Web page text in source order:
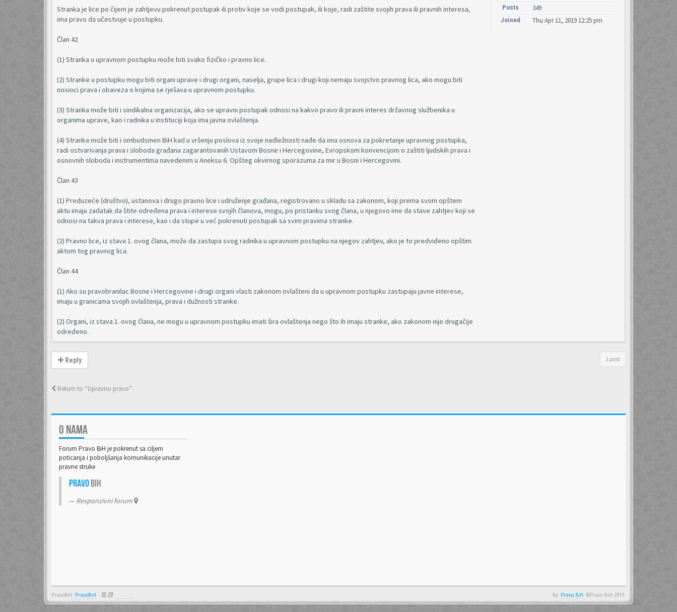
Stranka je lice po čijem je zahtjevu pokrenut postupak ili protiv koje se vodi postupak, ili koje, radi zaštite svojih prava ili pravnih interesa,
ima pravo da učestvuje u postupku.
Član 42
(1) Stranka u upravnom postupku može biti svako fizičko i pravno lice.
(2) Stranke u postupku mogu biti organi uprave i drugi organi, naselja, grupe lica i drugi koji nemaju svojstvo pravnog lica, ako mogu biti
nosioci prava i obaveza o kojima se rješava u upravnom postupku.
(3) Stranka može biti i sindikalna organizacija, ako se upravni postupak odnosi na kakvo pravo ili pravni interes državnog službenika u
organima uprave, kao i radnika u instituciji koja ima javna ovlaštenja.
(4) Stranka može biti i ombudsmen BiH kad u vršenju poslova iz svoje nadležnosti nađe da ima osnova za pokretanje upravnog postupka,
radi ostvarivanja prava i sloboda građana zagarantovanih Ustavom Bosne i Hercegovine, Evropskom konvencijom o zaštiti ljudskih prava i
osnovnih sloboda i instrumentima navedenim u Aneksu 6. Opšteg okvirnog sporazuma za mir u Bosni i Hercegovini.
Član 43
(1) Preduzeće (društvo), ustanova i drugo pravno lice i udruženje građana, registrovano u skladu sa zakonom, koji prema svom opštem
aktu imaju zadatak da štite određena prava i interese svojih članova, mogu, po pristanku svog člana, u njegovo ime da stave zahtjev koji se
odnosi na takva prava i interese, kao i da stupe u već pokrenuti postupak sa svim pravima stranke.
(2) Pravno lice, iz stava 1. ovog člana, može da zastupa svog radnika u upravnom postupku na njegov zahtjev, ako je to predviđeno opštim
aktom tog pravnog lica.
Član 44
(1) Ako su pravobranilac Bosne i Hercegovine i drugi organi vlasti zakonom ovlašteni da u upravnom postupku zastupaju javne interese,
imaju u granicama svojih ovlaštenja, prava i dužnosti stranke.
(2) Organi, iz stava 1. ovog člana, ne mogu u upravnom postupku imati šira ovlaštenja nego što ih imaju stranke, ako zakonom nije drugačije
određeno.
Posts 349
Joined Thu Apr 11, 2019 12:25 pm
Reply 1 post
Return to “Upravno pravo”
O NAMA
Forum Pravo BiH je pokrenut sa ciljem
poticanja i poboljšanja komunikacije unutar
pravne struke
PravoBiH
Responzivni forum
PravoBiH PravoBiH - By Pravo BiH ©Pravo BiH 2019.